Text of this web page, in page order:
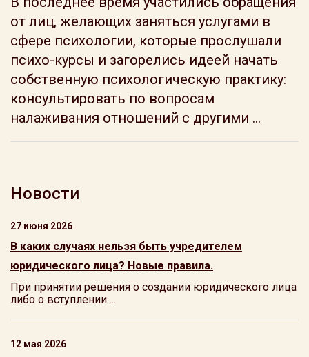
от лиц, желающих заняться услугами в
сфере психологии, которые прослушали
психо-курсы и загорелись идеей начать
собственную психологическую практику:
консультировать по вопросам
налаживания отношений с другими ...
Новости
27 июня 2026
В каких случаях нельзя быть учредителем
юридического лица? Новые правила.
При принятии решения о создании юридического лица
либо о вступлении ...
12 мая 2026